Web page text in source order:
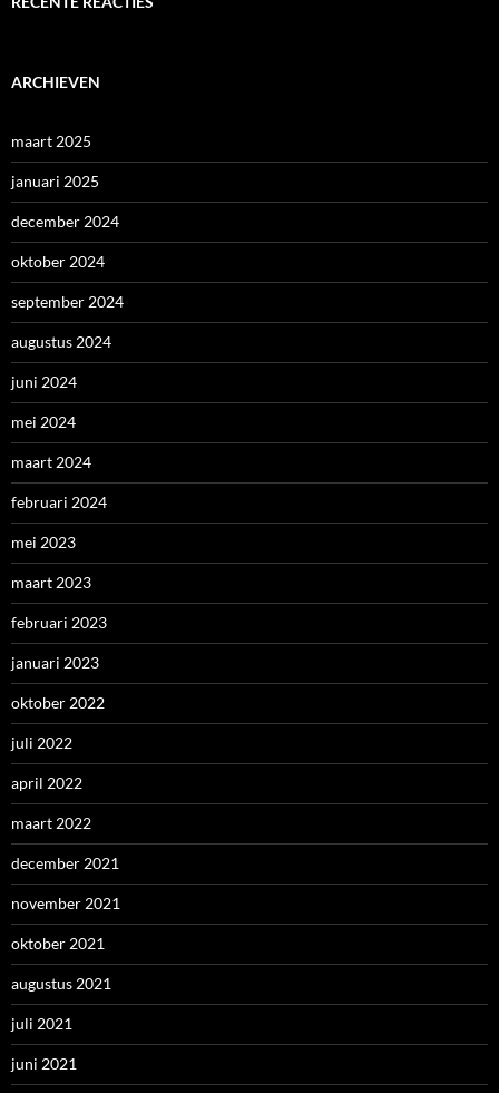
ARCHIEVEN
maart 2025
januari 2025
december 2024
oktober 2024
september 2024
augustus 2024
juni 2024
mei 2024
maart 2024
februari 2024
mei 2023
maart 2023
februari 2023
januari 2023
oktober 2022
juli 2022
april 2022
maart 2022
december 2021
november 2021
oktober 2021
augustus 2021
juli 2021
juni 2021